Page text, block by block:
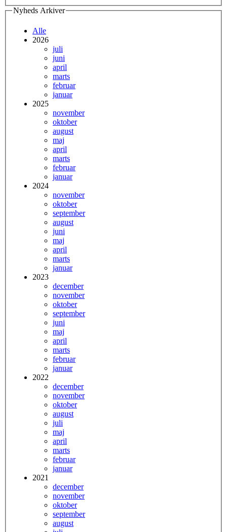
Nyheds Arkiver
Alle
2026
juli
juni
april
marts
februar
januar
2025
november
oktober
august
maj
april
marts
februar
januar
2024
november
oktober
september
august
juni
maj
april
marts
januar
2023
december
november
oktober
september
juni
maj
april
marts
februar
januar
2022
december
november
oktober
august
juli
maj
april
marts
februar
januar
2021
december
november
oktober
september
august